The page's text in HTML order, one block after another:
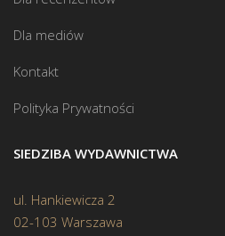
Dla mediów
Kontakt
Polityka Prywatności
SIEDZIBA WYDAWNICTWA
ul. Hankiewicza 2
02-103 Warszawa